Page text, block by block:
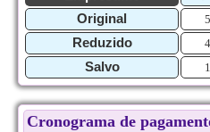
Original
Reduzido
Salvo
Cronograma de